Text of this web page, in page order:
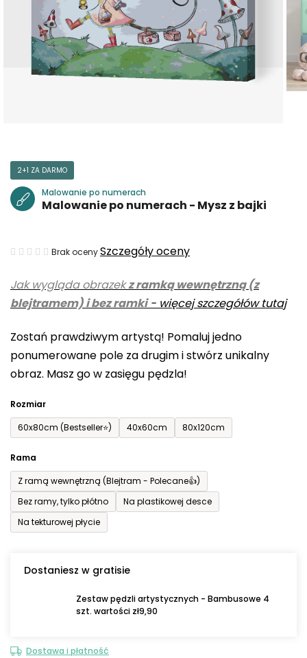
Jak wygląda obrazekz ramką wewnętrzną (z
blejtramem) i bez ramki- więcej szczegółów tutaj
Zostań prawdziwym artystą! Pomaluj jedno
ponumerowane pole za drugim i stwórz unikalny
obraz. Masz go w zasięgu pędzla!
Rozmiar
60x80cm (Bestseller⭐)
40x60cm 80x120cm
Rama
Z ramą wewnętrzną (Blejtram - Polecane👍)
Bez ramy, tylko płótno
Na plastikowej desce
Na tekturowej płycie
Dostaniesz w gratisie
Zestaw pędzli artystycznych - Bambusowe 4
szt. wartości zł9,90
Dostawa i płatność
2+1 ZA DARMO
Malowanie po numerach
Malowanie po numerach - Mysz z bajki
Średnia
produktu
wynosi
na
5
gwiazdek.
Brak ocenySzczegóły oceny